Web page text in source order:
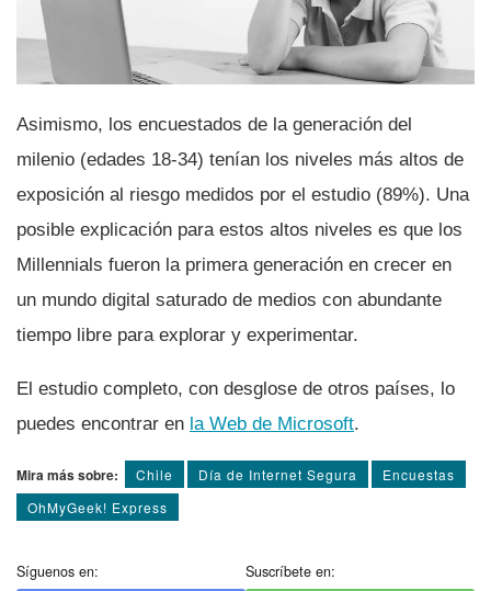
Asimismo, los encuestados de la generación del
milenio (edades 18-34) tení­an los niveles más altos de
exposición al riesgo medidos por el estudio (89%). Una
posible explicación para estos altos niveles es que los
Millennials fueron la primera generación en crecer en
un mundo digital saturado de medios con abundante
tiempo libre para explorar y experimentar.
El estudio completo, con desglose de otros paí­ses, lo
puedes encontrar en la Web de Microsoft.
Mira más sobre: Chile Dí­a de Internet Segura
Encuestas
OhMyGeek! Express
Síguenos en: Suscríbete en: